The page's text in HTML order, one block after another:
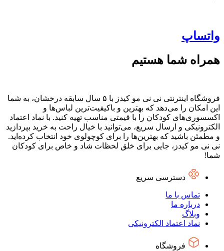
واتساپ
همراه شما هستیم
فروشگاه اینترنتی نی نی مو کیدز با ۵ سال سابقه درخشان، به شما
این امکان را می‌دهد که بهترین و باکیفیت‌ترین لباس‌ها و
اکسسوری‌های کودکان را با قیمتی مناسب تهیه کنید. با نماد اعتماد
الکترونیکی و ارسال سریع، می‌توانید با خیال راحت به خرید بپردازید
و مطمئن باشید که بهترین‌ها را برای کوچولوی خود انتخاب کرده‌اید.
نی نی مو کیدز، جایی برای خلق لحظات شاد و خاص برای کودکان
شما!
دسترسی سریع
تماس با ما
درباره ما
وبلاگ
نماد اعتماد الکترونیکی
فروشگاه